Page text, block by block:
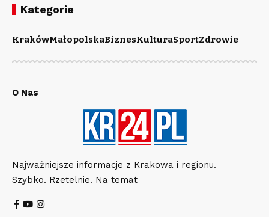
Kategorie
KrakówMałopolskaBiznesKulturaSportZdrowie
O Nas
Najważniejsze informacje z Krakowa i regionu.
Szybko. Rzetelnie. Na temat